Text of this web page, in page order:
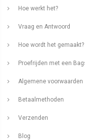
Hoe werkt het?
Vraag en Antwoord
Hoe wordt het gemaakt?
Proefrijden met een
Algemene voorwaarden
Betaalmethoden
Verzenden
Blog